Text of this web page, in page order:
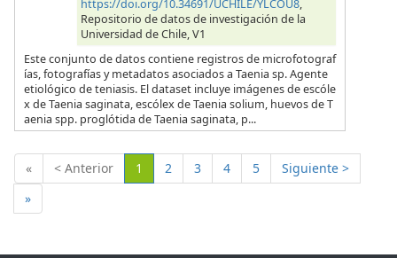
https://doi.org/10.34691/UCHILE/YLCOU8,
Repositorio de datos de investigación de la
Universidad de Chile, V1
Este conjunto de datos contiene registros de microfotograf
ías, fotografías y metadatos asociados a Taenia sp. Agente
etiológico de teniasis. El dataset incluye imágenes de escóle
x de Taenia saginata, escólex de Taenia solium, huevos de T
aenia spp. proglótida de Taenia saginata, p...
« < Anterior 1 (Actual)
2 3 4 5
Siguiente >
»